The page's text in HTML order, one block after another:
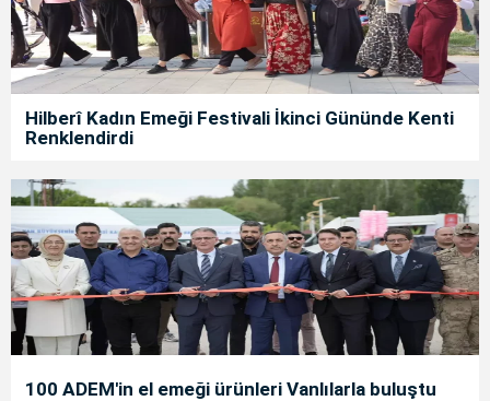
Hilberî Kadın Emeği Festivali İkinci Gününde Kenti
Renklendirdi
100 ADEM'in el emeği ürünleri Vanlılarla buluştu